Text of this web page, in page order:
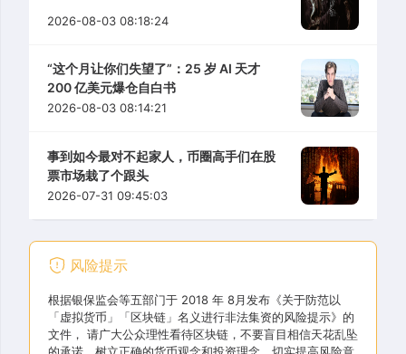
2026-08-03 08:18:24
“这个月让你们失望了”：25 岁 AI 天才
200 亿美元爆仓自白书
2026-08-03 08:14:21
事到如今最对不起家人，币圈高手们在股
票市场栽了个跟头
2026-07-31 09:45:03
风险提示
根据银保监会等五部门于 2018 年 8月发布《关于防范以
「虚拟货币」「区块链」名义进行非法集资的风险提示》的
文件， 请广大公众理性看待区块链，不要盲目相信天花乱坠